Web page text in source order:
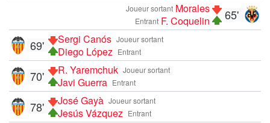
65'
Joueur sortant Morales
Entrant F. Coquelin
Joueur sortant
Sergi Canós
Entrant
Diego López
69'
Joueur sortant
R. Yaremchuk
Entrant
Javi Guerra
70'
Joueur sortant
José Gayà
Entrant
Jesús Vázquez
78'